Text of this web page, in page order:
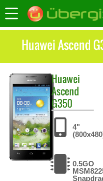
Huawei Ascend
Huawei
Ascend
G350
4"
0.5GO